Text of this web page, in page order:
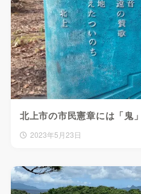
北上市の市民憲章には「鬼
2023年5月23日